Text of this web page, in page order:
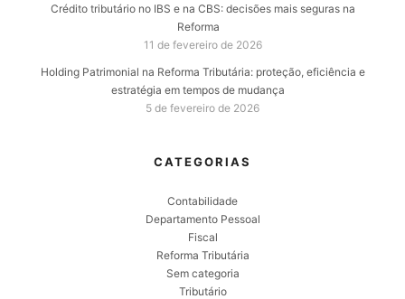
Crédito tributário no IBS e na CBS: decisões mais seguras na
Reforma
11 de fevereiro de 2026
Holding Patrimonial na Reforma Tributária: proteção, eficiência e
estratégia em tempos de mudança
5 de fevereiro de 2026
CATEGORIAS
Contabilidade
Departamento Pessoal
Fiscal
Reforma Tributária
Sem categoria
Tributário